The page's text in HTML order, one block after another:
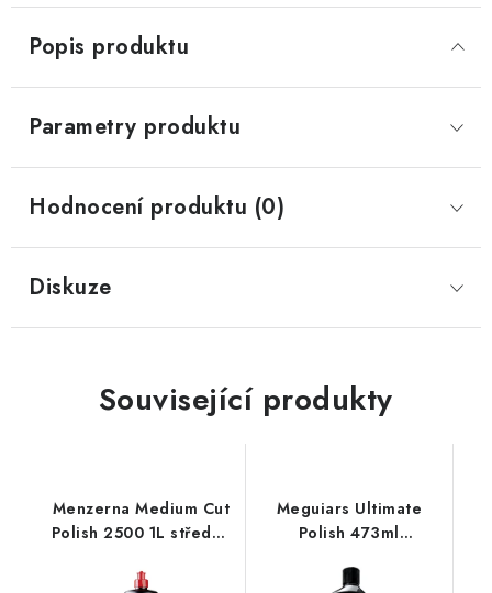
Popis produktu
Parametry produktu
Hodnocení produktu (0)
Diskuze
Související produkty
Menzerna Medium Cut
Polish 2500 1L středně
Meguiars Ultimate
Polish 473ml